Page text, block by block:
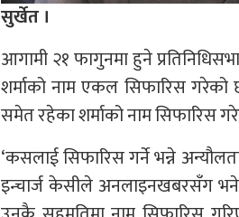
सुर्खेत ।
आगामी २१ फागुनमा हुने
शर्माको नाम एकल सिफारिस गरेको
समेत रहेका शर्माको नाम सिफारिस
‘कसलाई सिफारिस गर्ने भन्ने
इन्चार्ज केसीले अनलाइनखबरसँग भने